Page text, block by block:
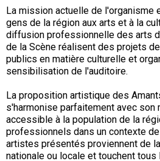
La mission actuelle de
gens de la région aux arts et à la
diffusion professionnelle des arts
de la Scène réalisent des projets
publics en matière culturelle et
sensibilisation de l'auditoire.
La proposition artistique des
s'harmonise parfaitement avec son
accessible à la population de la
professionnels dans un contexte
artistes présentés proviennent de
nationale ou locale et touchent